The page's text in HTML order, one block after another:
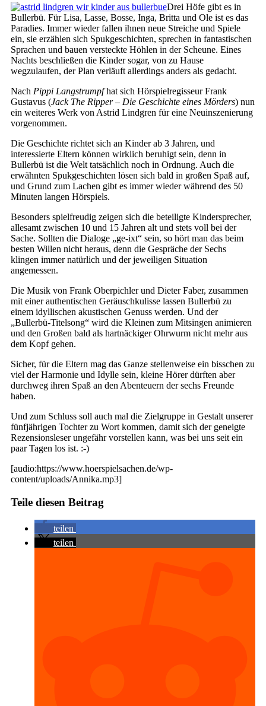
Drei Höfe gibt es in
Bullerbü. Für Lisa, Lasse, Bosse, Inga, Britta und Ole ist es das
Paradies. Immer wieder fallen ihnen neue Streiche und Spiele
ein, sie erzählen sich Spukgeschichten, sprechen in fantastischen
Sprachen und bauen versteckte Höhlen in der Scheune. Eines
Nachts beschließen die Kinder sogar, von zu Hause
wegzulaufen, der Plan verläuft allerdings anders als gedacht.
Nach Pippi Langstrumpfhat sich Hörspielregisseur Frank
Gustavus (Jack The Ripper – Die Geschichte eines Mörders) nun
ein weiteres Werk von Astrid Lindgren für eine Neuinszenierung
vorgenommen.
Die Geschichte richtet sich an Kinder ab 3 Jahren, und
interessierte Eltern können wirklich beruhigt sein, denn in
Bullerbü ist die Welt tatsächlich noch in Ordnung. Auch die
erwähnten Spukgeschichten lösen sich bald in großen Spaß auf,
und Grund zum Lachen gibt es immer wieder während des 50
Minuten langen Hörspiels.
Besonders spielfreudig zeigen sich die beteiligte Kindersprecher,
allesamt zwischen 10 und 15 Jahren alt und stets voll bei der
Sache. Sollten die Dialoge „ge-ixt“ sein, so hört man das beim
besten Willen nicht heraus, denn die Gespräche der Sechs
klingen immer natürlich und der jeweiligen Situation
angemessen.
Die Musik von Frank Oberpichler und Dieter Faber, zusammen
mit einer authentischen Geräuschkulisse lassen Bullerbü zu
einem idyllischen akustischen Genuss werden. Und der
„Bullerbü-Titelsong“ wird die Kleinen zum Mitsingen animieren
und den Großen bald als hartnäckiger Ohrwurm nicht mehr aus
dem Kopf gehen.
Sicher, für die Eltern mag das Ganze stellenweise ein bisschen zu
viel der Harmonie und Idylle sein, kleine Hörer dürften aber
durchweg ihren Spaß an den Abenteuern der sechs Freunde
haben.
Und zum Schluss soll auch mal die Zielgruppe in Gestalt unserer
fünfjährigen Tochter zu Wort kommen, damit sich der geneigte
Rezensionsleser ungefähr vorstellen kann, was bei uns seit ein
paar Tagen los ist. :-)
[audio:https://www.hoerspielsachen.de/wp-
content/uploads/Annika.mp3]
Teile diesen Beitrag
teilen
teilen